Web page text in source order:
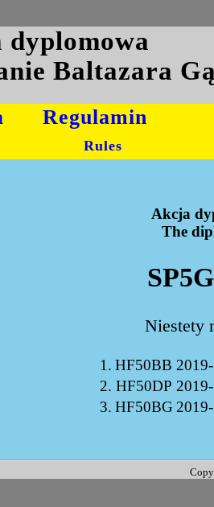
Baltazara
Regulamin
Rules
Akcja
The
Niestety
1. HF50BB
2. HF50DP
3. HF50BG